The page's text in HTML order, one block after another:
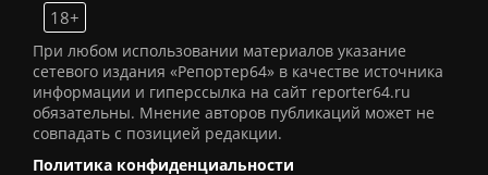
18+
При любом использовании материалов указание
сетевого издания «Репортер64» в качестве источника
информации и гиперссылка на сайт reporter64.ru
обязательны. Мнение авторов публикаций может не
совпадать с позицией редакции.
Политика конфиденциальности